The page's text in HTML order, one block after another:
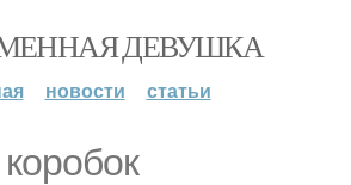
ДЕВУШКА
новости статьи